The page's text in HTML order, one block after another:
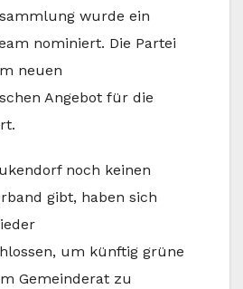
wurde ein
nominiert. Die Partei
neuen
Angebot für die
noch keinen
gibt, haben sich
um künftig grüne
Gemeinderat zu